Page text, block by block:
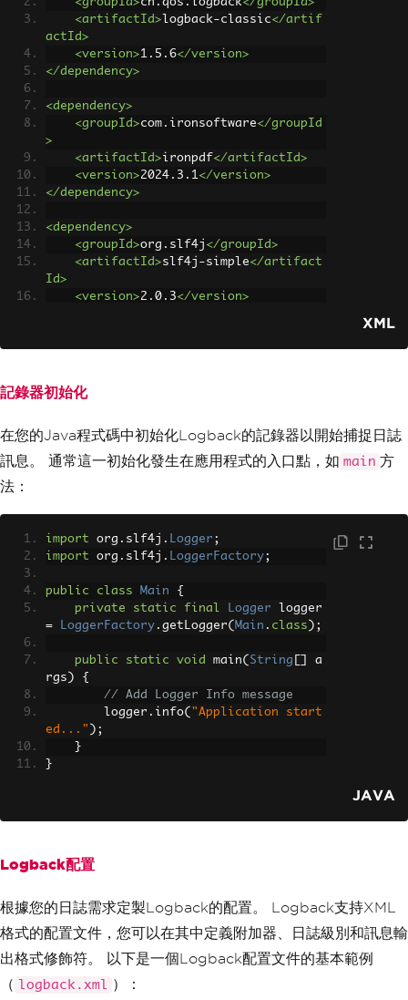
<artifactId> logback-classic</artif
actId>
<version>1.5.6</version>
</dependency>
<dependency>
<groupId>com.ironsoftware</groupId
>
<artifactId>ironpdf</artifactId>
<version>2024.3.1</version>
</dependency>
<dependency>
<groupId>org.slf4j</groupId>
<artifactId>slf4j-simple</artifact
Id>
<version>2.0.3</version>
XML
記錄器初始化
在您的Java程式碼中初始化Logback的記錄器以開始捕捉日誌
訊息。 通常這一初始化發生在應用程式的入口點，如 main 方
法：
import org . slf4j . Logger ;
import org . slf4j . LoggerFactory;
public class Main
{
private
static final Logger
=
LoggerFactory . getLogger( Main . class );
public static void main( String
a
rgs )
{
// Add Logger Info message
        logger
. info( "Application start
ed..." );
}
}
JAVA
Logback配置
根據您的日誌需求定製Logback的配置。 Logback支持XML
格式的配置文件，您可以在其中定義附加器、日誌級別和訊息輸
出格式修飾符。 以下是一個Logback配置文件的基本範例
（
logback.xml ）：